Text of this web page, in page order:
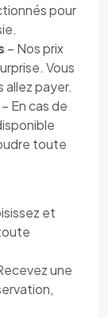
pour
– Nos prix
Vous
allez payer.
– En cas de
toute
et
une